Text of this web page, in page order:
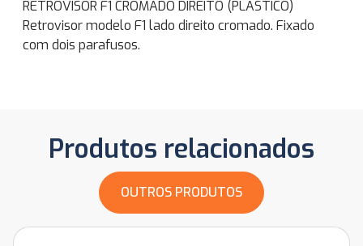
RETROVISOR F1 CROMADO DIREITO (PLÁSTICO)
Retrovisor modelo F1 lado direito cromado. Fixado
com dois parafusos.
Produtos relacionados
OUTROS PRODUTOS